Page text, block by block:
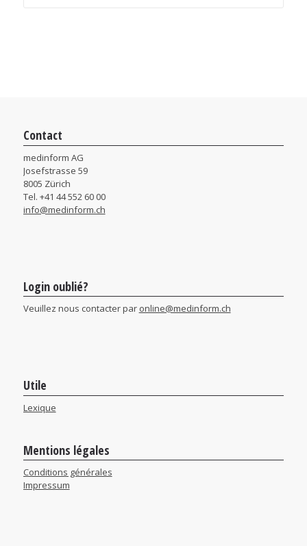
Contact
medinform AG
Josefstrasse 59
8005 Zürich
Tel. +41 44 552 60 00
info@medinform.ch
Login oublié?
Veuillez nous contacter par online@medinform.ch
Utile
Lexique
Mentions légales
Conditions générales
Impressum